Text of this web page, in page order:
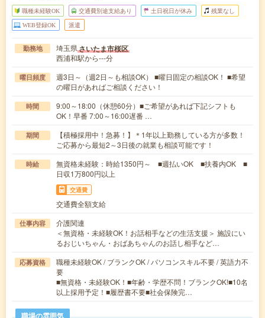
職種未経験OK 交通費別途支給あり 土日祝日が休み 残業なし
WEB登録OK 派遣
勤務地 埼玉県さいたま市桜区
西浦和駅から---分
曜日頻度
週3日～（週2日～も相談OK） ■曜日固定の相談OK！ ■希望
の曜日があればご相談ください！
時間
9:00～18:00（休憩60分）■ご希望があれば下記シフトも
OK！早番 7:00～16:00遅番 …
期間
【積極採用中！急募！】＊1年以上勤務している方が多数！
ご応募から最短2～3日後の就業も相談可能です！
時給
無資格未経験：時給1350円～ ■週払いOK ■扶養内OK ■
日収1万800円以上
交通費
交通費全額支給
仕事内容
介護関連
＜無資格・未経験OK！お話相手などの生活支援＞ 施設にい
るおじいちゃん・おばあちゃんのお話し相手など…
応募資格
職種未経験OK / ブランクOK / パソコンスキル不要 / 英語力不
要
■無資格・未経験OK！■年齢・学歴不問！ブランクOK!■10名
以上採用予定！■履歴書不要■社会保険完…
職場の雰囲気